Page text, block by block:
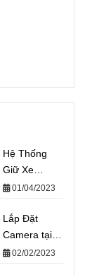
Hệ Thống
Giữ Xe
Thông Minh
Giải Pháp
Giữ Xe An
Toàn Hiệu
01/04/2023
Lắp Đặt
Camera tại
Bình Dương
02/02/2023